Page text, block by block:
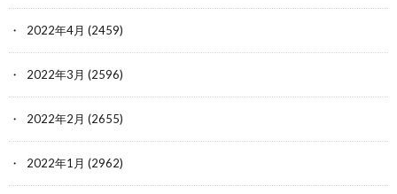
2022年4月 (2459)
2022年3月 (2596)
2022年2月 (2655)
2022年1月 (2962)